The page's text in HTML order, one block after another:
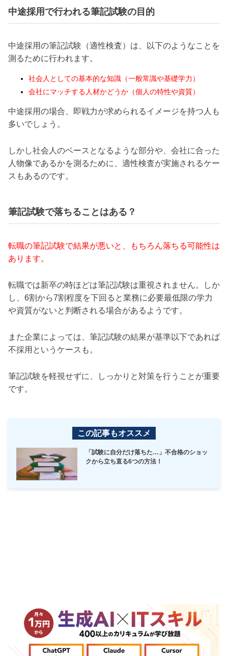
中途採用で行われる筆記試験の目的
中途採用の筆記試験（適性検査）は、以下のようなことを
測るために行われます。
社会人としての基本的な知識（一般常識や基礎学力）
会社にマッチする人材かどうか（個人の特性や資質）
中途採用の場合、即戦力が求められるイメージを持つ人も
多いでしょう。
しかし社会人のベースとなるような部分や、会社に合った
人物像であるかを測るために、適性検査が実施されるケー
スもあるのです。
筆記試験で落ちることはある？
転職の筆記試験で結果が悪いと、もちろん落ちる可能性は
あります。
転職では新卒の時ほどは筆記試験は重視されません。しか
し、6割から7割程度を下回ると業務に必要最低限の学力
や資質がないと判断される場合があるようです。
また企業によっては、筆記試験の結果が基準以下であれば
不採用というケースも。
筆記試験を軽視せずに、しっかりと対策を行うことが重要
です。
この記事もオススメ
「試験に自分だけ落ちた…」不合格のショッ
クから立ち直る6つの方法！